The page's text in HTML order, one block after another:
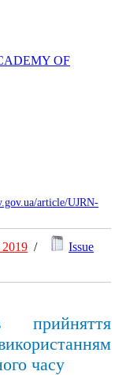
OF
article/UJRN-
2019 /
Issue
прийняття
часу